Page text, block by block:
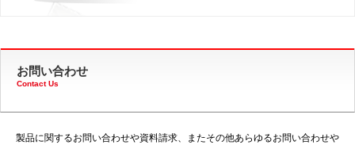
お問い合わせ
Contact Us
製品に関するお問い合わせや資料請求、またその他あらゆるお問い合わせや